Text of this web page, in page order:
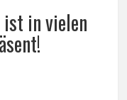
in vielen